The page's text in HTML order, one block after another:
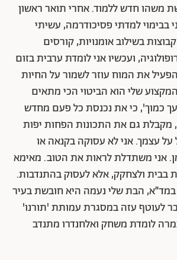
משהו חדש ללמוד. אחרי תואר ראשון
בבימוי למדתי פסיכודרמה, עשיתי
בשילוב אומנויות, קורסים
ועכשיו אני לומדת ערבית בזום
את המוח עוזר לשמור על החיות
שלי הוא הביטוי הכי מתאים
כמוך', כי את נכנסת כל פעם מחדש
מקבלת גם את התכונות הפחות יפות
עצמך. אני לא עסוקה בקנאה או
אני משתדלת לראות את הטוב. מאימא
בבית ולצחקק, אלא לעסוק בהתנדבות.
הבת שלי נעמה היא חובשת בעיר
לעוטף עזה במסגרת עמותת 'תורנו'
לומדת משחק ואלחנדרו מתנדב